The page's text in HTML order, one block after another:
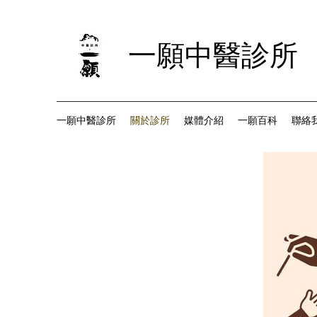
一願中醫診所
一願中醫診所 關於診所 媒體介紹 一願百科 聯絡